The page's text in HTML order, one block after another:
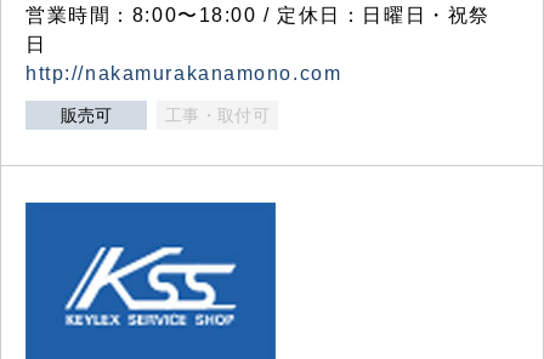
営業時間：8:00〜18:00 / 定休日：日曜日・祝祭
日
http://nakamurakanamono.com
販売可 工事・取付可